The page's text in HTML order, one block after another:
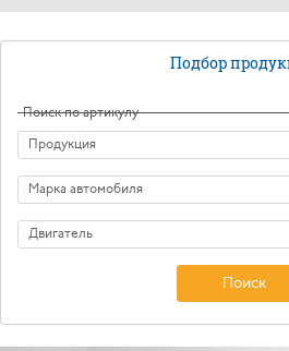
Подбор
Поиск